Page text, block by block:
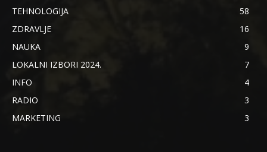
TEHNOLOGIJA
58
ZDRAVLJE
16
NAUKA
9
LOKALNI IZBORI 2024.
7
INFO
4
RADIO
3
MARKETING
3